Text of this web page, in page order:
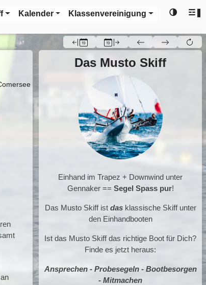
Kalender Klassenvereinigung 🌗 ☲❚
Das Musto Skiff
Einhand im Trapez + Downwind unter
Gennaker == Segel Spass pur!
Das Musto Skiff ist dasklassische Skiff unter
den Einhandbooten
Ist das Musto Skiff das richtige Boot für Dich?
Finde es jetzt heraus:
Ansprechen - Probesegeln - Bootbesorgen
- Mitmachen